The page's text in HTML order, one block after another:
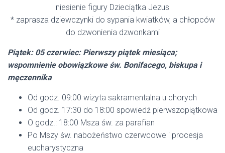
niesienie figury Dzieciątka Jezus
* zaprasza dziewczynki do sypania kwiatków, a chłopców
do dzwonienia dzwonkami
Piątek: 05 czerwiec: Pierwszy piątek miesiąca;
wspomnienie obowiązkowe św. Bonifacego, biskupa i
męczennika
Od godz. 09:00 wizyta sakramentalna u chorych
Od godz. 17:30 do 18:00 spowiedź pierwszopiątkowa
O godz.: 18:00 Msza św. za parafian
Po Mszy św. nabożeństwo czerwcowe i procesja
eucharystyczna